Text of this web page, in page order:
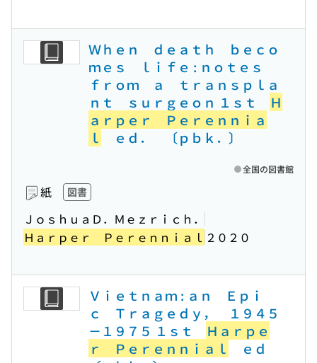
Ｗｈｅｎ ｄｅａｔｈ ｂｅｃｏ
ｍｅｓ ｌｉｆｅ : ｎｏｔｅｓ
ｆｒｏｍ ａ ｔｒａｎｓｐｌａ
ｎｔ ｓｕｒｇｅｏｎ １ｓｔ
Ｈ
ａｒｐｅｒ Ｐｅｒｅｎｎｉａ
ｌ
ｅｄ． 〔ｐｂｋ．〕
紙 図書
ＪｏｓｈｕａＤ．Ｍｅｚｒｉｃｈ．
Ｈａｒｐｅｒ Ｐｅｒｅｎｎｉａｌ ２０２０
全国の図書館
Ｖｉｅｔｎａｍ : ａｎ Ｅｐｉ
ｃ Ｔｒａｇｅｄｙ， １９４５
－１９７５ １ｓｔ
Ｈａｒｐｅ
ｒ Ｐｅｒｅｎｎｉａｌ
ｅｄ